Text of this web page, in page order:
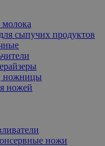
молока
сыпучих продуктов
ножницы
ножей
ножи